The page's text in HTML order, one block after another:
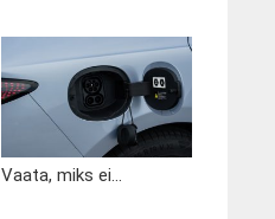
Vaata, miks ei...